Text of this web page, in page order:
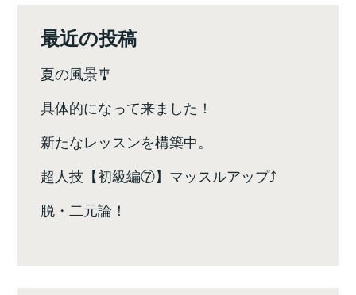
ョ
ン
最近の投稿
夏の風景🎐
具体的になって来ました！
新たなレッスンを構築中。
超人技【初級編⑦】マッスルアップ⤴️
脱・二元論！